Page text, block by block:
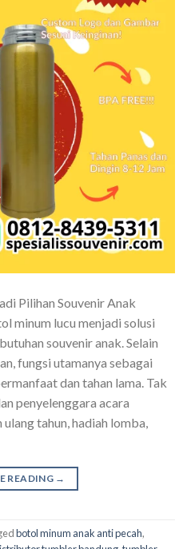
Pilihan Souvenir Anak
minum lucu menjadi solusi
souvenir anak. Selain
fungsi utamanya sebagai
dan tahan lama. Tak
penyelenggara acara
tahun, hadiah lomba,
READING →
botol minum anak anti pecah,